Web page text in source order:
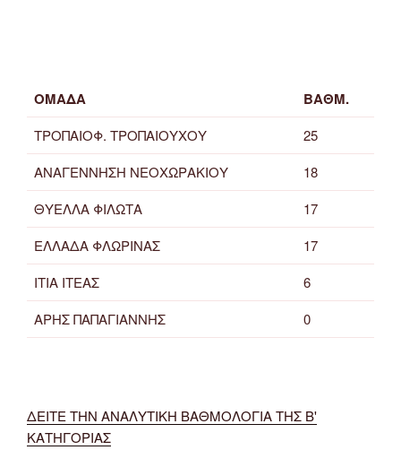
ΟΜΑΔΑ ΒΑΘΜ.
ΤΡΟΠΑΙΟΦ. ΤΡΟΠΑΙΟΥΧΟΥ
25
ΑΝΑΓΕΝΝΗΣΗ ΝΕΟΧΩΡΑΚΙΟΥ
18
ΘΥΕΛΛΑ ΦΙΛΩΤΑ
17
ΕΛΛΑΔΑ ΦΛΩΡΙΝΑΣ
17
ΙΤΙΑ ΙΤΕΑΣ
6
ΑΡΗΣ ΠΑΠΑΓΙΑΝΝΗΣ
0
ΔΕΙΤΕ ΤΗΝ ΑΝΑΛΥΤΙΚΗ ΒΑΘΜΟΛΟΓΙΑ ΤΗΣ Β'
ΚΑΤΗΓΟΡΙΑΣ